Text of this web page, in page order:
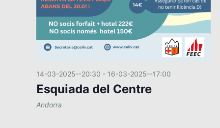
14-03-2025--20:30 - 16-03-2025--17:00
Esquiada del Centre
Andorra